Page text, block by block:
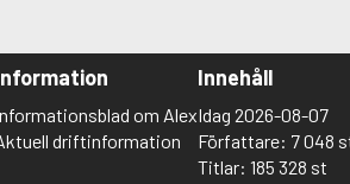
om Alex
driftinformation
Innehåll
Idag 2026-08-07
Författare: 7 048
Titlar: 185 328 st